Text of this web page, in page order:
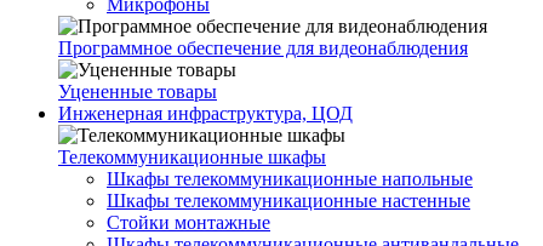
Микрофоны
Программное обеспечение для видеонаблюдения
Уцененные товары
Инженерная инфраструктура, ЦОД
Телекоммуникационные шкафы
Шкафы телекоммуникационные напольные
Шкафы телекоммуникационные настенные
Стойки монтажные